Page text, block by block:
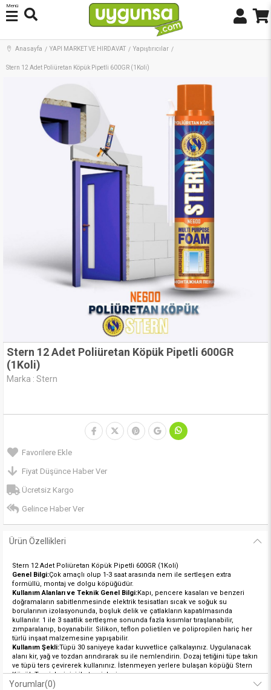
Menü
Anasayfa YAPI MARKET VE HIRDAVAT Yapıştırıcılar
Stern 12 Adet Poliüretan Köpük Pipetli 600GR (1Koli)
Stern 12 Adet Poliüretan Köpük Pipetli 600GR
(1Koli)
Marka : Stern
Favorilere Ekle
Fiyat Düşünce Haber Ver
Ücretsiz Kargo
Gelince Haber Ver
Ürün Özellikleri
Stern 12 Adet Poliüretan Köpük Pipetli 600GR (1Koli)
Genel Bilgi:Çok amaçlı olup 1-3 saat arasında nem ile sertleşen extra
formüllü, montaj ve dolgu köpüğüdür.
Kullanım Alanları ve Teknik Genel Bilgi:Kapı, pencere kasaları ve benzeri
doğramaların sabitlenmesinde elektrik tesisatları sıcak ve soğuk su
borularının izolasyonunda, boşluk delik ve çatlakların kapatılmasında
kullanılır. 1 ile 3 saatlik sertleşme sonunda fazla kısımlar tıraşlanabilir,
zımparalanıp, boyanabilir. Silikon, teflon polietilen ve polipropilen hariç her
türlü inşaat malzemesine yapışabilir.
Kullanım Şekli:Tüpü 30 saniyeye kadar kuvvetlice çalkalayınız. Uygulanacak
alanı kir, yağ ve tozdan arındırarak su ile nemlendirin. Dozaj tetiğini tüpe takın
ve tüpü ters çevirerek kullanınız. İstenmeyen yerlere bulaşan köpüğü Stern
Köpük Temizleyicisi ile temizleyin.
Yorumlar(0)